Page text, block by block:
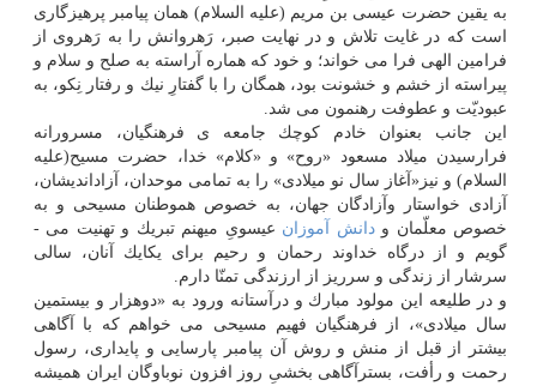
به یقین حضرت عیسی بن مریم (علیه السلام) همان پیامبر پرهیزگاری
است كه در غایت تلاش و در نهایت صبر، رَهروانش را به رَهروی از
فرامین الهی فرا می خواند؛ و خود كه هماره آراسته به صلح و سلام و
پیراسته از خشم و خشونت بود، همگان را با گفتارِ نیك و رفتار نِكو، به
عبودیّت و عطوفت رهنمون می شد.
این جانب بعنوان خادم كوچك جامعه ی فرهنگیان، مسرورانه
فرارسیدن میلاد مسعود «روح» و «كلام» خدا، حضرت مسیح(علیه
السلام) و نیز«آغاز سال نو میلادی» را به تمامی موحدان، آزاداندیشان،
آزادی خواستار وآزادگان جهان، به خصوص هموطنان مسیحی و به
خصوص معلّمان ودانش آموزانعیسویِ میهنم تبریك و تهنیت می ­
گویم و از درگاه خداوند رحمان و رحیم برای یكایك آنان، سالی
سرشار از زندگی و سرریز از ارزندگی تمنّا دارم.
و در طلیعه این مولود مبارك و درآستانه ورود به «دوهزار و بیستمین
سال میلادی»، از فرهنگیان فهیم مسیحی می خواهم كه با آگاهی
بیشتر از قبل از منش و روش آن پیامبر پارسایی و پایداری، رسول
رحمت و رأفت، بسترآگاهی بخشیِ روز افزون نوباوگان ایران همیشه